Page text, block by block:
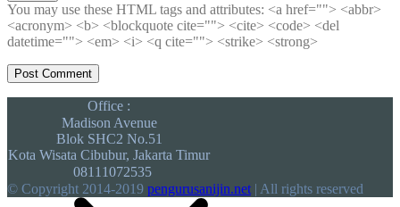
You may use these HTML tags and attributes: <a href=""> <abbr>
<acronym> <b> <blockquote cite=""> <cite> <code> <del
datetime=""> <em> <i> <q cite=""> <strike> <strong>
Office :
Madison Avenue
Blok SHC2 No.51
Kota Wisata Cibubur, Jakarta Timur
08111072535
© Copyright 2014-2019 pengurusanijin.net | All rights reserved